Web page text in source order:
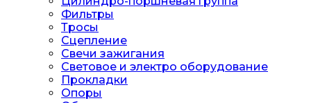
Фильтры
Тросы
Сцепление
Свечи зажигания
Световое и электро оборудование
Прокладки
Опоры